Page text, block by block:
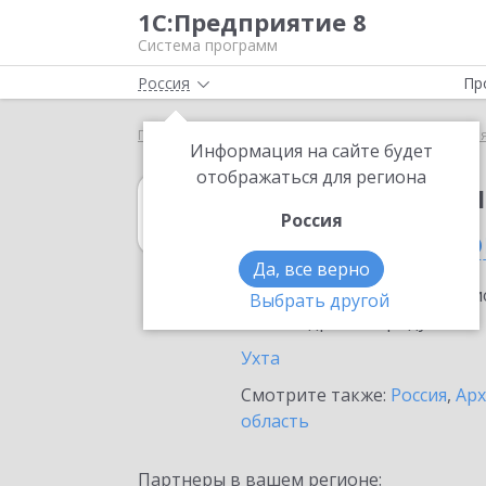
1С:Предприятие 8
Система программ
Россия
Информация на сайте будет
отображаться для региона
Россия
Да, все верно
Выбрать другой
Главная 1С:Бюджет муниципального
1С:Бюджет
в Республике
Ознакомьтесь с
Ухта
Смотрите также: Россия,
область
Партнеры в вашем регионе: